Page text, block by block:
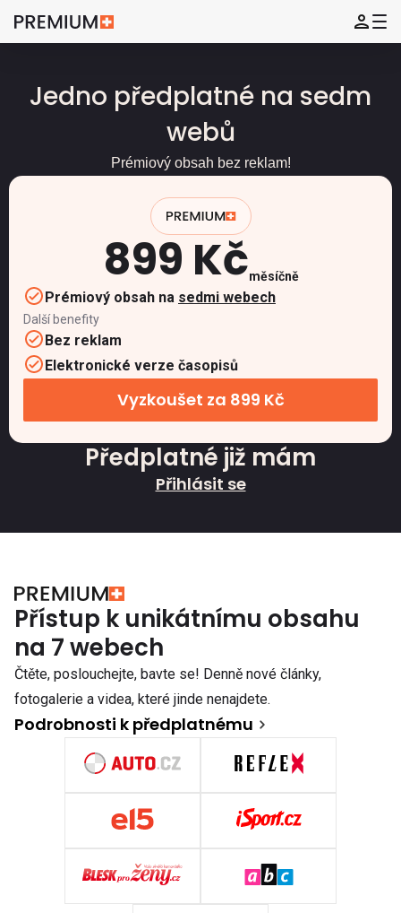
Jedno předplatné na sedm
webů
Prémiový obsah bez reklam!
899 Kčměsíčně
Prémiový obsah na sedmi webech
Další benefity
Bez reklam
Elektronické verze časopisů
Vyzkoušet za 899 Kč
Předplatné již mám
Přihlásit se
Přístup k unikátnímu obsahu
na 7 webech
Čtěte, poslouchejte, bavte se! Denně nové články,
fotogalerie a videa, které jinde nenajdete.
Podrobnosti k předplatnému